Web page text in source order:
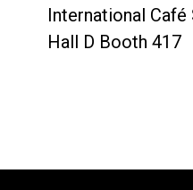
International Café
Hall D Booth 417